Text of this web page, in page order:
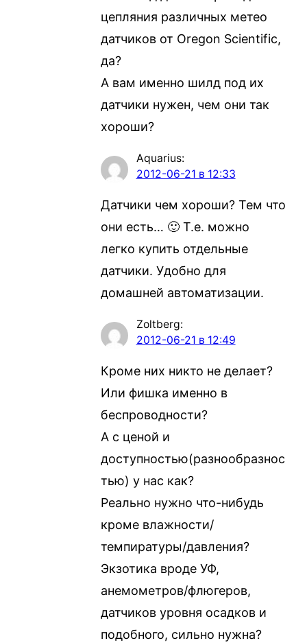
цепляния различных метео
датчиков от Oregon Scientific,
да?
А вам именно шилд под их
датчики нужен, чем они так
хороши?
Aquarius:
2012-06-21 в 12:33
Датчики чем хороши? Тем что
они есть… 🙂 Т.е. можно
легко купить отдельные
датчики. Удобно для
домашней автоматизации.
Zoltberg:
2012-06-21 в 12:49
Кроме них никто не делает?
Или фишка именно в
беспроводности?
А с ценой и
доступностью(разнообразнос
тью) у нас как?
Реально нужно что-нибудь
кроме влажности/
темпиратуры/давления?
Экзотика вроде УФ,
анемометров/флюгеров,
датчиков уровня осадков и
подобного, сильно нужна?